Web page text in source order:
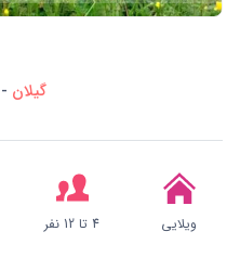
گیلان-
ویلایی 4 تا 12 نفر